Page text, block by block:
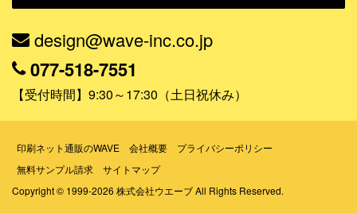
学校・塾・習い事
コンサート・ライブ・演劇
活用シーンで探す
design@wave-inc.co.jp
077-518-7551
【受付時間】9:30～17:30（土日祝休み）
印刷ネット通販のWAVE 会社概要
プライバシーポリシー
無料サンプル請求
サイトマップ
Copyright © 1999-2026 株式会社ウエーブ All Rights Reserved.